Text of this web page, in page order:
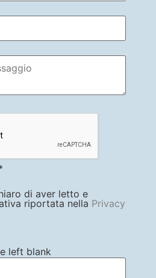
di aver letto e
riportata nella Privacy
left blank